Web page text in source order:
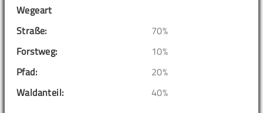
Wegeart
Straße:
70%
Forstweg:
10%
Pfad:
20%
Waldanteil:
40%